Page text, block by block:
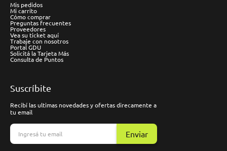
Mis pedidos
Mi carrito
Cómo comprar
Preguntas frecuentes
Proveedores
Vea su ticket aquí
Trabaje con nosotros
Portal GDU
Solicitá la Tarjeta Más
Consulta de Puntos
Suscríbite
Recibí las ultimas novedades y ofertas direcamente a
tu email
Enviar